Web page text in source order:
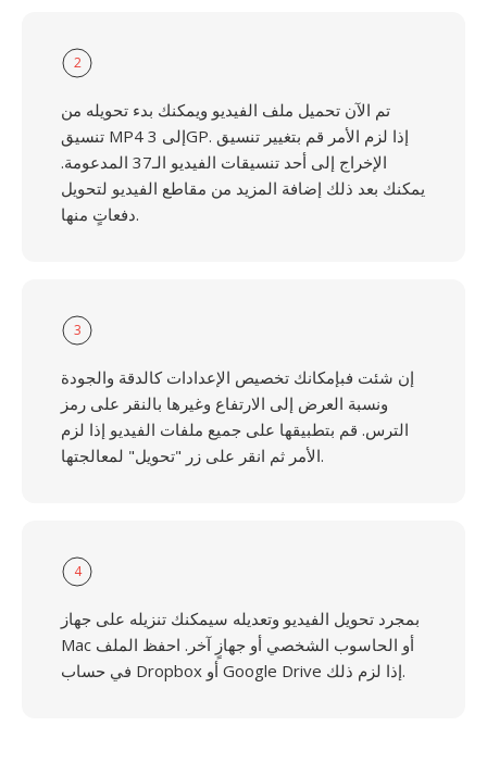
2
تم الآن تحميل ملف الفيديو ويمكنك بدء تحويله من
تنسيق MP4 إلى 3GP. إذا لزم الأمر قم بتغيير تنسيق
الإخراج إلى أحد تنسيقات الفيديو الـ37 المدعومة.
يمكنك بعد ذلك إضافة المزيد من مقاطع الفيديو لتحويل
دفعاتٍ منها.
3
إن شئت فبإمكانك تخصيص الإعدادات كالدقة والجودة
ونسبة العرض إلى الارتفاع وغيرها بالنقر على رمز
الترس. قم بتطبيقها على جميع ملفات الفيديو إذا لزم
الأمر ثم انقر على زر "تحويل" لمعالجتها.
4
بمجرد تحويل الفيديو وتعديله سيمكنك تنزيله على جهاز
Mac أو الحاسوب الشخصي أو جهازٍ آخر. احفظ الملف
في حساب Dropbox أو Google Drive إذا لزم ذلك.